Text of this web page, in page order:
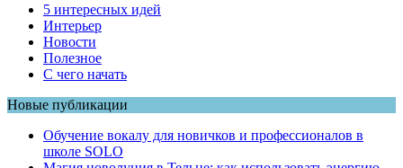
5 интересных идей
Интерьер
Новости
Полезное
С чего начать
Новые публикации
Обучение вокалу для новичков и профессионалов в
школе SOLO